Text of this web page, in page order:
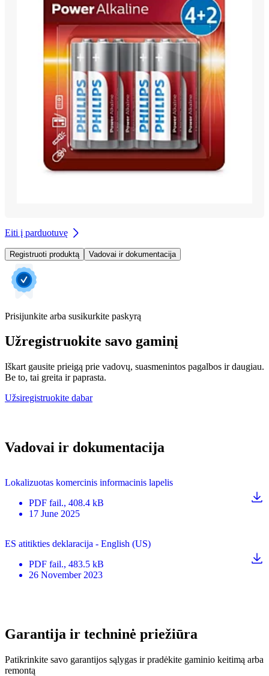
Eiti į parduotuvę
Registruoti produktą Vadovai ir dokumentacija
Prisijunkite arba susikurkite paskyrą
Užregistruokite savo gaminį
Iškart gausite prieigą prie vadovų, suasmenintos pagalbos ir daugiau.
Be to, tai greita ir paprasta.
Užsiregistruokite dabar
Vadovai ir dokumentacija
Lokalizuotas komercinis informacinis lapelis
PDF fail., 408.4 kB
17 June 2025
ES atitikties deklaracija - English (US)
PDF fail., 483.5 kB
26 November 2023
Garantija ir techninė priežiūra
Patikrinkite savo garantijos sąlygas ir pradėkite gaminio keitimą arba
remontą